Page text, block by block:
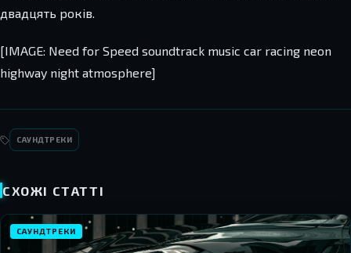
двадцять років.
[IMAGE: Need for Speed soundtrack music car racing neon
highway night atmosphere]
САУНДТРЕКИ
СХОЖІ СТАТТІ
САУНДТРЕКИ